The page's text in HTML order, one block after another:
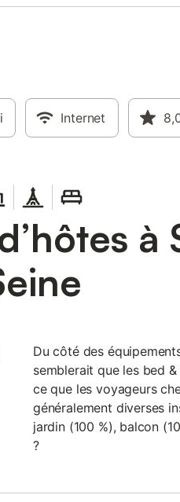
Internet
Du côté des
semblerait que les bed
ce que les voyageurs
généralement diverses
jardin (100 %), balcon
?